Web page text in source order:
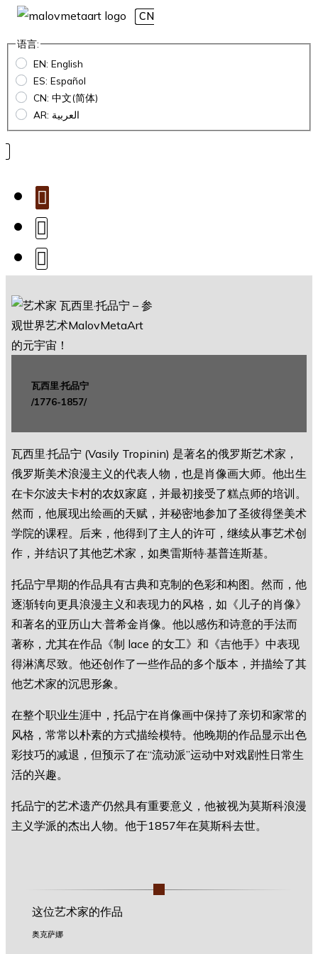
CN
语言:
EN: English
ES: Español
CN: 中文(简体)
AR: العربية
瓦西里·托品宁
/1776-1857/
瓦西里·托品宁 (Vasily Tropinin) 是著名的俄罗斯艺术家，
俄罗斯美术浪漫主义的代表人物，也是肖像画大师。他出生
在卡尔波夫卡村的农奴家庭，并最初接受了糕点师的培训。
然而，他展现出绘画的天赋，并秘密地参加了圣彼得堡美术
学院的课程。后来，他得到了主人的许可，继续从事艺术创
作，并结识了其他艺术家，如奥雷斯特·基普连斯基。
托品宁早期的作品具有古典和克制的色彩和构图。然而，他
逐渐转向更具浪漫主义和表现力的风格，如《儿子的肖像》
和著名的亚历山大·普希金肖像。他以感伤和诗意的手法而
著称，尤其在作品《制 lace 的女工》和《吉他手》中表现
得淋漓尽致。他还创作了一些作品的多个版本，并描绘了其
他艺术家的沉思形象。
在整个职业生涯中，托品宁在肖像画中保持了亲切和家常的
风格，常常以朴素的方式描绘模特。他晚期的作品显示出色
彩技巧的减退，但预示了在“流动派”运动中对戏剧性日常生
活的兴趣。
托品宁的艺术遗产仍然具有重要意义，他被视为莫斯科浪漫
主义学派的杰出人物。他于1857年在莫斯科去世。
这位艺术家的作品
奥克萨娜